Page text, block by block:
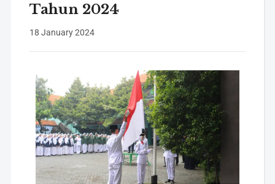
Tahun 2024
18 January 2024